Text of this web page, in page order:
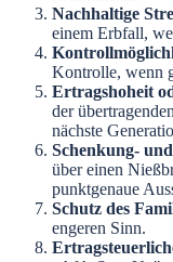
Nachhaltige
einem Erbfall,
Kontrolle, wenn
Ertragshoheit
der
nächste
Schenkung-
über einen
punktgenaue
Schutz des
engeren Sinn.